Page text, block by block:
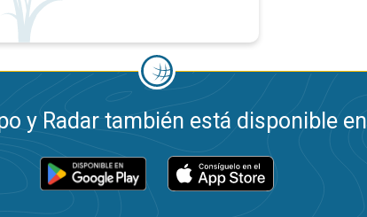
y Radar también está disponible en